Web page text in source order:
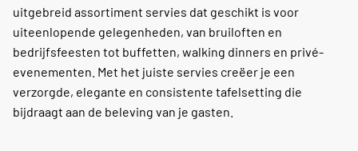
uitgebreid assortiment servies dat geschikt is voor
uiteenlopende gelegenheden, van bruiloften en
bedrijfsfeesten tot buffetten, walking dinners en privé-
evenementen. Met het juiste servies creëer je een
verzorgde, elegante en consistente tafelsetting die
bijdraagt aan de beleving van je gasten.